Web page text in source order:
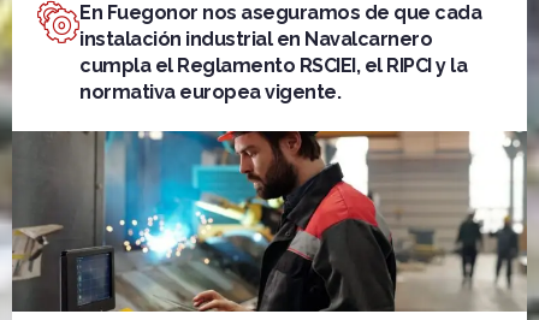
En Fuegonor nos aseguramos de que cada
instalación industrial en Navalcarnero
cumpla el Reglamento RSCIEI, el RIPCI y la
normativa europea vigente.